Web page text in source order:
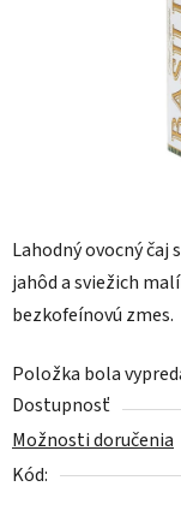
Lahodný ovocný čaj
jahôd a sviežich
bezkofeínovú zmes.
Položka bola
Dostupnosť
Možnosti doručenia
Kód: